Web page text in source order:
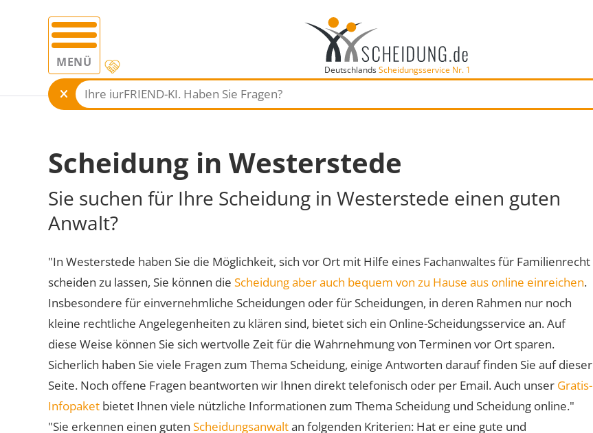
MENÜ DeutschlandsScheidungsservice Nr. 1
Scheidung in Westerstede
Sie suchen für Ihre Scheidung in Westerstede einen guten
Anwalt?
"In Westerstede haben Sie die Möglichkeit, sich vor Ort mit Hilfe eines Fachanwaltes für Familienrecht
scheiden zu lassen, Sie können die Scheidung aber auch bequem von zu Hause aus online einreichen.
Insbesondere für einvernehmliche Scheidungen oder für Scheidungen, in deren Rahmen nur noch
kleine rechtliche Angelegenheiten zu klären sind, bietet sich ein Online-Scheidungsservice an. Auf
diese Weise können Sie sich wertvolle Zeit für die Wahrnehmung von Terminen vor Ort sparen.
Sicherlich haben Sie viele Fragen zum Thema Scheidung, einige Antworten darauf finden Sie auf dieser
Seite. Noch offene Fragen beantworten wir Ihnen direkt telefonisch oder per Email. Auch unser Gratis-
Infopaket bietet Ihnen viele nützliche Informationen zum Thema Scheidung und Scheidung online."
"Sie erkennen einen guten Scheidungsanwaltan folgenden Kriterien: Hat er eine gute und